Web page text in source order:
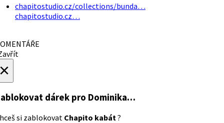
chapitostudio.cz/collections/bunda…
chapitostudio.cz…
dárek pro Dominika…
si zablokovat Chapito kabát ?